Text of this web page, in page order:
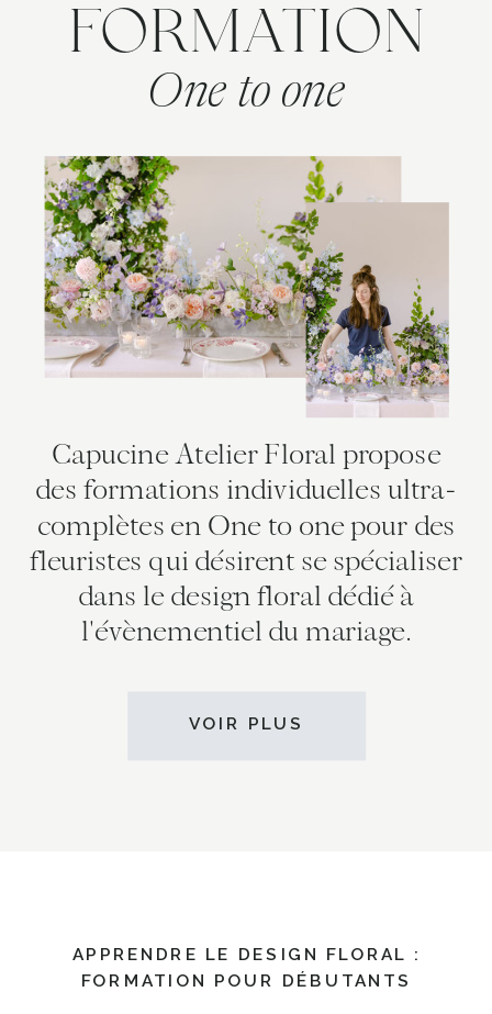
VOIR PLUS
Capucine Atelier Floral propose
des formations individuelles ultra-
complètes en One to one pour des
fleuristes qui désirent se spécialiser
dans le design floral dédié à
l'évènementiel du mariage.
One to one
FORMATION
APPRENDRE LE DESIGN FLORAL :
FORMATION POUR DÉBUTANTS